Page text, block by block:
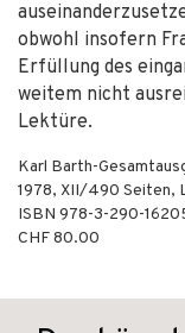
obwohl insofern
Erfüllung des
weitem nicht
Lektüre.
Karl Barth-
1978, XII/490 Seiten,
ISBN 978-3-290-
CHF 80.00